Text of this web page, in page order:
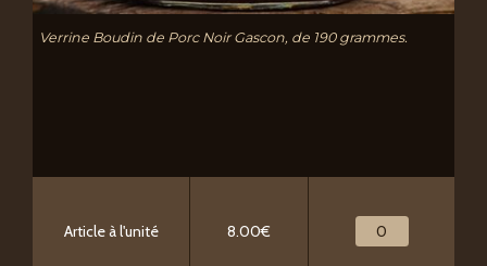
Verrine Boudin de Porc Noir Gascon, de 190 grammes.
Article à l'unité 8.00€